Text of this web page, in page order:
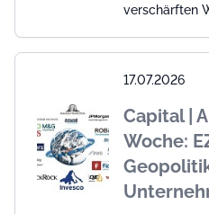
verschärften
17.07.2026
Capital |
Woche: